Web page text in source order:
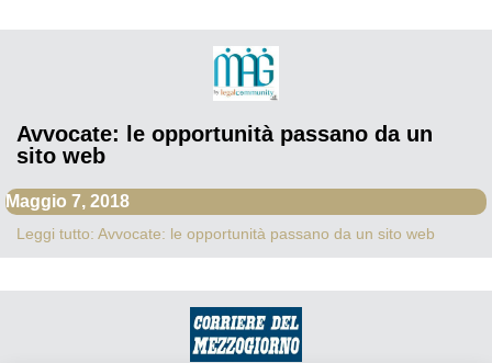
Avvocate: le opportunità passano da un
sito web
Maggio 7, 2018
Leggi tutto: Avvocate: le opportunità passano da un sito web